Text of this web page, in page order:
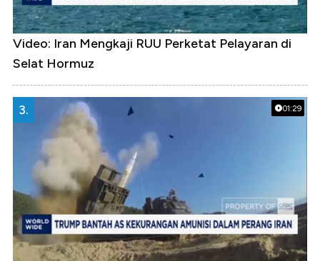
Video: Iran Mengkaji RUU Perketat Pelayaran di
Selat Hormuz
01:29
3.